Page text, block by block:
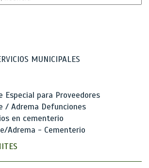
MUNICIPALES
Especial para Proveedores
/ Adrema Defunciones
en cementerio
Adrema - Cementerio